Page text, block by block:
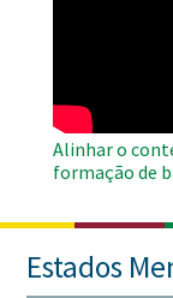
Alinhar o
formação de
Estados